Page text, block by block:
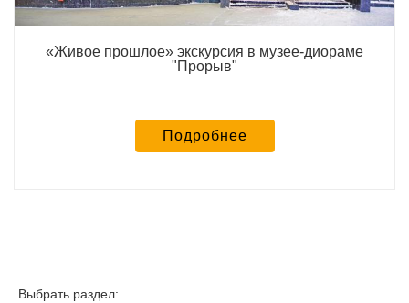
«Живое прошлое» экскурсия в музее-диораме
"Прорыв"
Подробнее
Выбрать раздел: